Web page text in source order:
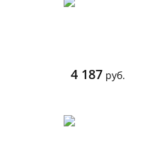
4 187 руб.